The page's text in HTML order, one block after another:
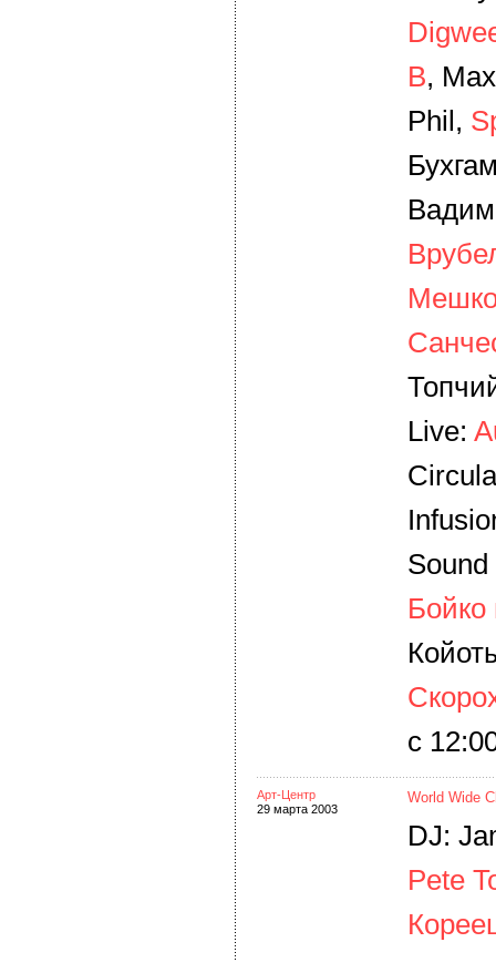
B,
Phil,
Live:
Бойко
c
Арт-Центр
29 марта 2003
World Wide
DJ:
Pete